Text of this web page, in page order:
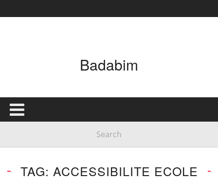
Badabim
TAG: ACCESSIBILITE ECOLE